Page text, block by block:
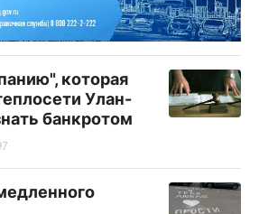
которая
Улан-
банкротом